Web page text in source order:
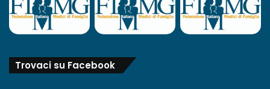
Trovaci su Facebook